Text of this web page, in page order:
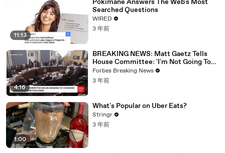
11:13
Pokimane Answers The Web's Most
Searched Questions
WIRED
3 年前
4:16
BREAKING NEWS: Matt Gaetz Tells
House Committee: 'I'm Not Going To
Vote For A Continuing Resolution'
Forbes Breaking News
3 年前
1:00
What's Popular on Uber Eats?
Stringr
3 年前